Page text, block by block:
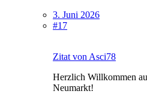
3. Juni 2026
#17
Zitat von Asci78
Herzlich Willkommen
Neumarkt!